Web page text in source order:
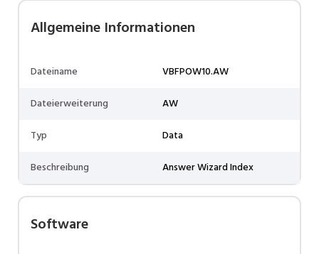
Allgemeine Informationen
Dateiname
VBFPOW10.AW
Dateierweiterung
AW
Typ
Data
Beschreibung
Answer Wizard Index
Software